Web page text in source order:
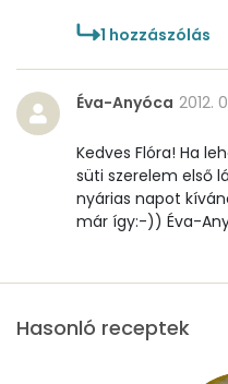
1 hozzászólás
Éva-Anyóca 2012.
Kedves Flóra! Ha
süti szerelem első
nyárias napot
már így:-)) Éva-
Hasonló receptek